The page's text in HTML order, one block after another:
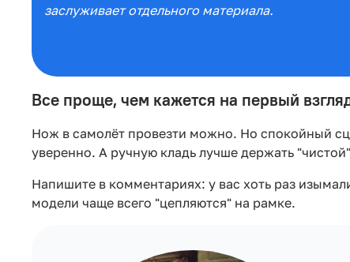
заслуживает отдельного материала.
Все проще, чем кажется на первый
Нож в самолёт провезти можно. Но спокойный
уверенно. А ручную кладь лучше держать
Напишите в комментариях: у вас хоть раз
модели чаще всего "цепляются" на рамке.